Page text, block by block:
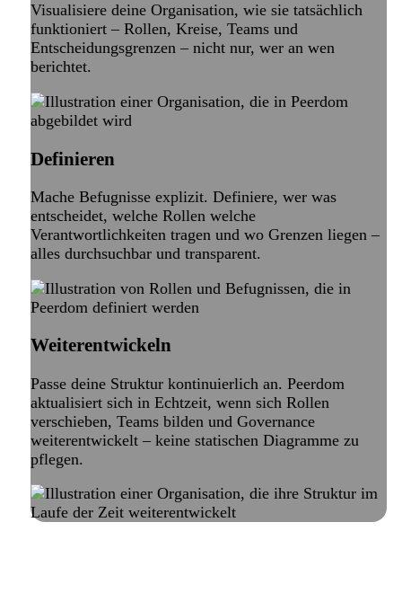
Visualisiere deine Organisation, wie sie tatsächlich
funktioniert – Rollen, Kreise, Teams und
Entscheidungsgrenzen – nicht nur, wer an wen
berichtet.
Definieren
Mache Befugnisse explizit. Definiere, wer was
entscheidet, welche Rollen welche
Verantwortlichkeiten tragen und wo Grenzen liegen –
alles durchsuchbar und transparent.
Weiterentwickeln
Passe deine Struktur kontinuierlich an. Peerdom
aktualisiert sich in Echtzeit, wenn sich Rollen
verschieben, Teams bilden und Governance
weiterentwickelt – keine statischen Diagramme zu
pflegen.